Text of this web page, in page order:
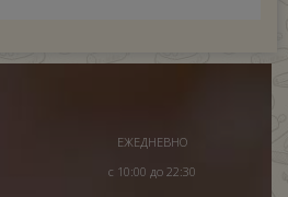
ЕЖЕДНЕВНО
с 10:00 до 22:30